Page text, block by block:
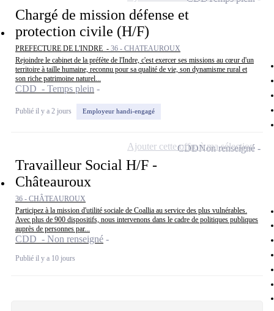
Chargé de mission défense et
protection civile (H/F)
PREFECTURE DE L'INDRE - 36 - CHATEAUROUX
Rejoindre le cabinet de la préfète de l'Indre, c'est exercer ses missions au cœur d'un
territoire à taille humaine, reconnu pour sa qualité de vie, son dynamisme rural et
son riche patrimoine naturel...
CDD - Temps plein
Publié il y a 2 jours Employeur handi-engagé
Travailleur Social H/F -
Châteauroux
36 - CHÂTEAUROUX
Participez à la mission d'utilité sociale de Coallia au service des plus vulnérables.
Avec plus de 900 dispositifs, nous intervenons dans le cadre de politiques publiques
auprès de personnes par...
CDD - Non renseigné
Publié il y a 10 jours
CDDNon renseigné
Ajouter cette offre à ma sélection